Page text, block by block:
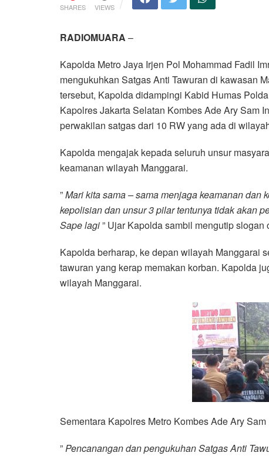
SHARES VIEWS
RADIOMUARA –
Kapolda Metro Jaya Irjen Pol Mohammad Fadil
mengukuhkan Satgas Anti Tawuran di kawasan
tersebut, Kapolda didampingi Kabid Humas
Kapolres Jakarta Selatan Kombes Ade Ary Sam
perwakilan satgas dari 10 RW yang ada di
Kapolda mengajak kepada seluruh unsur
keamanan wilayah Manggarai.
”Mari kita sama – sama menjaga keamanan dan
kepolisian dan unsur 3 pilar tentunya tidak akan
Sape lagi” Ujar Kapolda sambil mengutip slogan
Kapolda berharap, ke depan wilayah Manggarai
tawuran yang kerap memakan korban. Kapolda
wilayah Manggarai.
Sementara Kapolres Metro Kombes Ade Ary
”Pencanangan dan pengukuhan Satgas Anti